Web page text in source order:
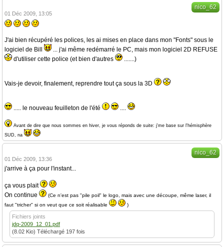
nico_62
01 Déc 2009, 13:05
J'ai bien récupéré les polices, les ai mises en place dans mon "Fonts" sous le
logiciel de Bill
... j'ai même redémarré le PC, mais mon logiciel 2D REFUSE
d'utiliser cette police (et bien d'autres
.......)
Vais-je devoir, finalement, reprendre tout ça sous la 3D
..... le nouveau feuilleton de l'été ....
Avant de dire que nous sommes en hiver, je vous réponds de suite: j'me base sur l'hémisphère
SUD, na
nico_62
01 Déc 2009, 13:36
j'arrive à ça pour l'instant...
ça vous plait
On continue
(Ce n'est pas "pile poil" le logo, mais avec une découpe, même laser, il
faut "tricher" si on veut que ce soit réalisable
)
Fichiers joints
jdq-2009_12_01.pdf
(8.02 Kio) Téléchargé 197 fois